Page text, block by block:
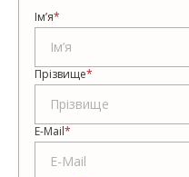
Ім’я*
Прізвище*
E-Mail*